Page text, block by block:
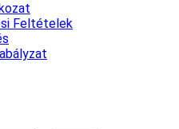
Feltételek